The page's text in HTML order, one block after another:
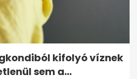
kifolyó víznek
sem a...